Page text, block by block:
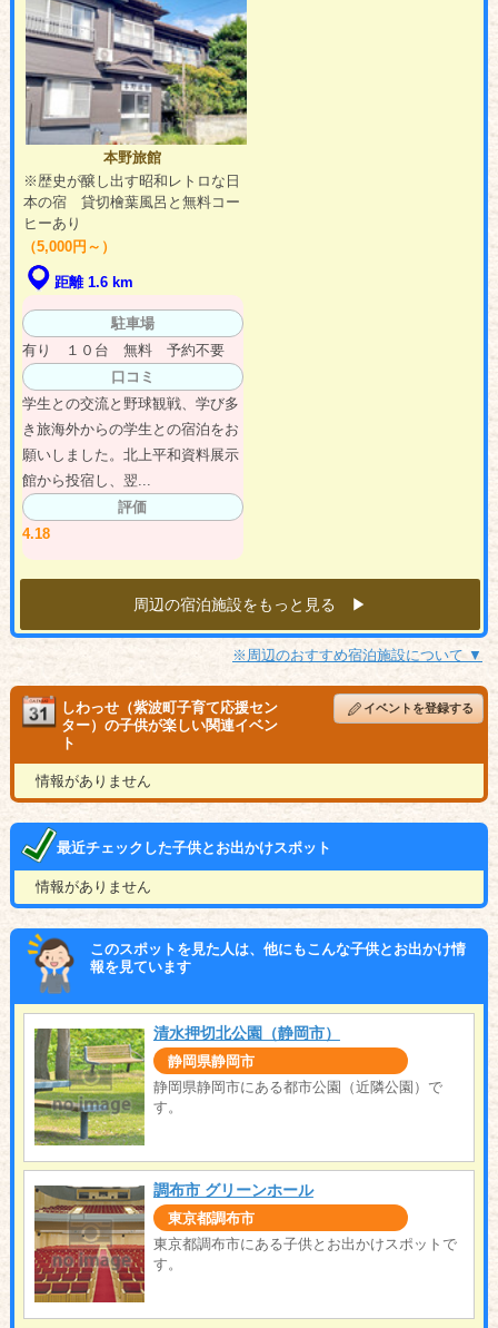
本野旅館
※歴史が醸し出す昭和レトロな日
本の宿 貸切檜葉風呂と無料コー
ヒーあり
（5,000円～）
距離 1.6 km
駐車場
有り １０台 無料 予約不要
口コミ
学生との交流と野球観戦、学び多
き旅海外からの学生との宿泊をお
願いしました。北上平和資料展示
館から投宿し、翌...
評価
4.18
周辺の宿泊施設をもっと見る ▶︎
※周辺のおすすめ宿泊施設について ▼
しわっせ（紫波町子育て応援セン
ター）の子供が楽しい関連イベン
ト
イベントを登録する
情報がありません
最近チェックした子供とお出かけスポット
情報がありません
このスポットを見た人は、他にもこんな子供とお出かけ情
報を見ています
清水押切北公園（静岡市）
静岡県静岡市
静岡県静岡市にある都市公園（近隣公園）で
す。
調布市 グリーンホール
東京都調布市
東京都調布市にある子供とお出かけスポットで
す。